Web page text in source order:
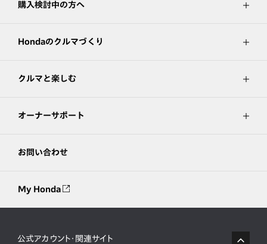
購入検討中の方へ
Hondaのクルマづくり
クルマと楽しむ
オーナーサポート
お問い合わせ
My Honda
公式アカウント・関連サイト